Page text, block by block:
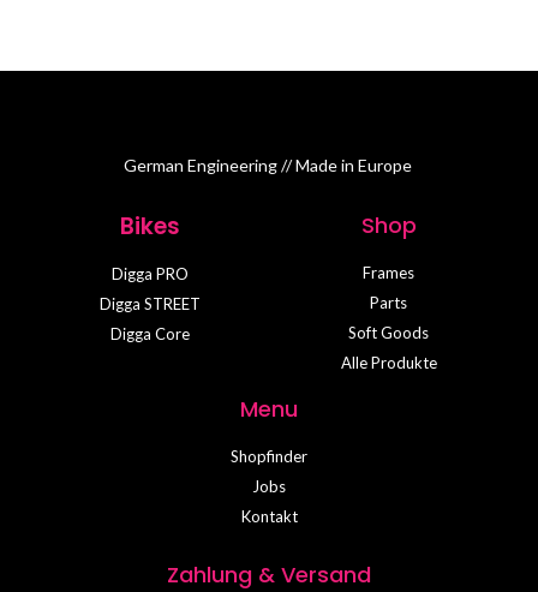
German Engineering // Made in Europe
Bikes
Digga PRO
Digga STREET
Digga Core
Shop
Frames
Parts
Soft Goods
Alle Produkte
Menu
Shopfinder
Jobs
Kontakt
Zahlung & Versand